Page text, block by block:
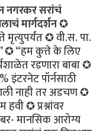
नगरकर सरांचं
मार्गदर्शन✪
✪ वी.स. पा.
✪ “हम कुत्ते के लिए
रडणारा बाबा ✪
इंटरनेट पॉर्नसाठी
नाही तर अडचण ✪
✪ प्रश्नांवर
मानसिक आरोग्य